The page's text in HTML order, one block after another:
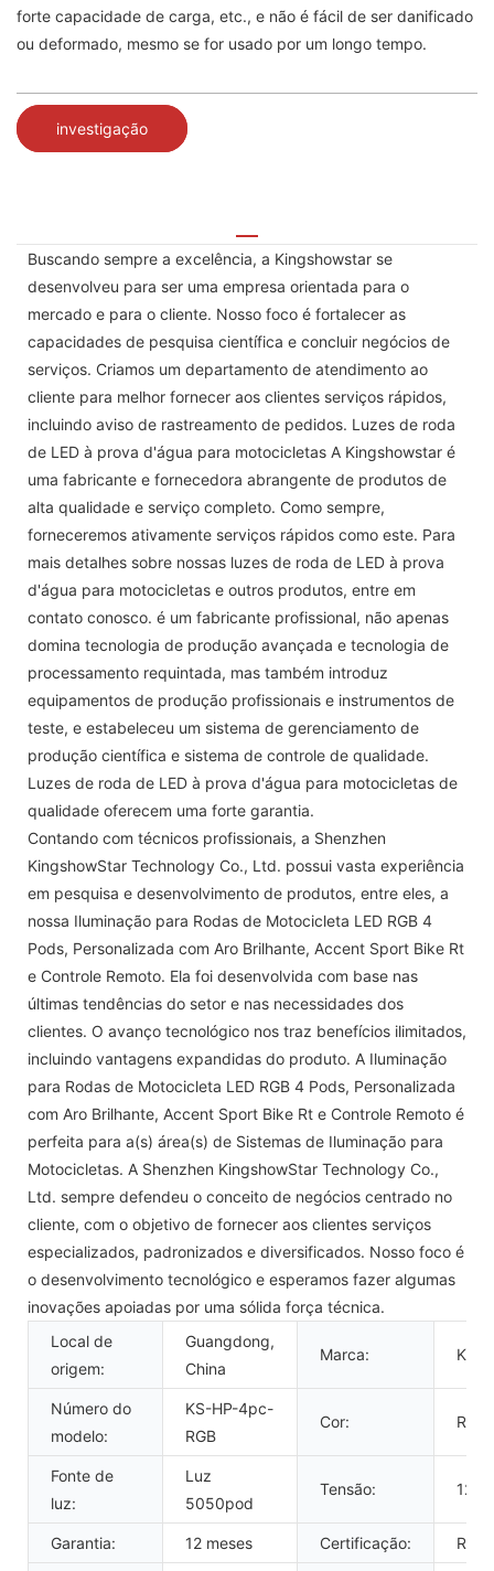
forte capacidade de carga, etc., e não é fácil de ser danificado
ou deformado, mesmo se for usado por um longo tempo.
investigação
Buscando sempre a excelência, a Kingshowstar se
desenvolveu para ser uma empresa orientada para o
mercado e para o cliente. Nosso foco é fortalecer as
capacidades de pesquisa científica e concluir negócios de
serviços. Criamos um departamento de atendimento ao
cliente para melhor fornecer aos clientes serviços rápidos,
incluindo aviso de rastreamento de pedidos. Luzes de roda
de LED à prova d'água para motocicletas A Kingshowstar é
uma fabricante e fornecedora abrangente de produtos de
alta qualidade e serviço completo. Como sempre,
forneceremos ativamente serviços rápidos como este. Para
mais detalhes sobre nossas luzes de roda de LED à prova
d'água para motocicletas e outros produtos, entre em
contato conosco. é um fabricante profissional, não apenas
domina tecnologia de produção avançada e tecnologia de
processamento requintada, mas também introduz
equipamentos de produção profissionais e instrumentos de
teste, e estabeleceu um sistema de gerenciamento de
produção científica e sistema de controle de qualidade.
Luzes de roda de LED à prova d'água para motocicletas de
qualidade oferecem uma forte garantia.
Contando com técnicos profissionais, a Shenzhen
KingshowStar Technology Co., Ltd. possui vasta experiência
em pesquisa e desenvolvimento de produtos, entre eles, a
nossa Iluminação para Rodas de Motocicleta LED RGB 4
Pods, Personalizada com Aro Brilhante, Accent Sport Bike Rt
e Controle Remoto. Ela foi desenvolvida com base nas
últimas tendências do setor e nas necessidades dos
clientes. O avanço tecnológico nos traz benefícios ilimitados,
incluindo vantagens expandidas do produto. A Iluminação
para Rodas de Motocicleta LED RGB 4 Pods, Personalizada
com Aro Brilhante, Accent Sport Bike Rt e Controle Remoto é
perfeita para a(s) área(s) de Sistemas de Iluminação para
Motocicletas. A Shenzhen KingshowStar Technology Co.,
Ltd. sempre defendeu o conceito de negócios centrado no
cliente, com o objetivo de fornecer aos clientes serviços
especializados, padronizados e diversificados. Nosso foco é
o desenvolvimento tecnológico e esperamos fazer algumas
inovações apoiadas por uma sólida força técnica.
Local de
origem:
Guangdong,
China
Marca:
Número do
modelo:
KS-HP-4pc-
RGB
Cor: RGB
Fonte de
luz:
Luz
5050pod
Tensão: 12
Garantia: 12 meses Certificação: